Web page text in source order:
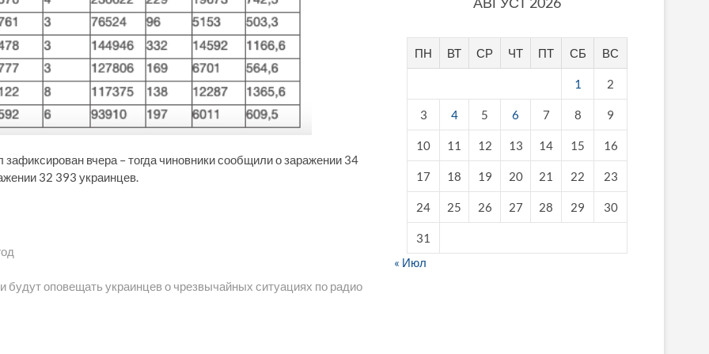
вчера – тогда чиновники сообщили о заражении 34
32 393 украинцев.
будут оповещать украинцев о чрезвычайных ситуациях по радио
ПН ВТ СР ЧТ ПТ СБ ВС
1 2
3 4 5 6 7 8 9
10 11 12 13 14 15 16
17 18 19 20 21 22 23
24 25 26 27 28 29 30
31
« Июл